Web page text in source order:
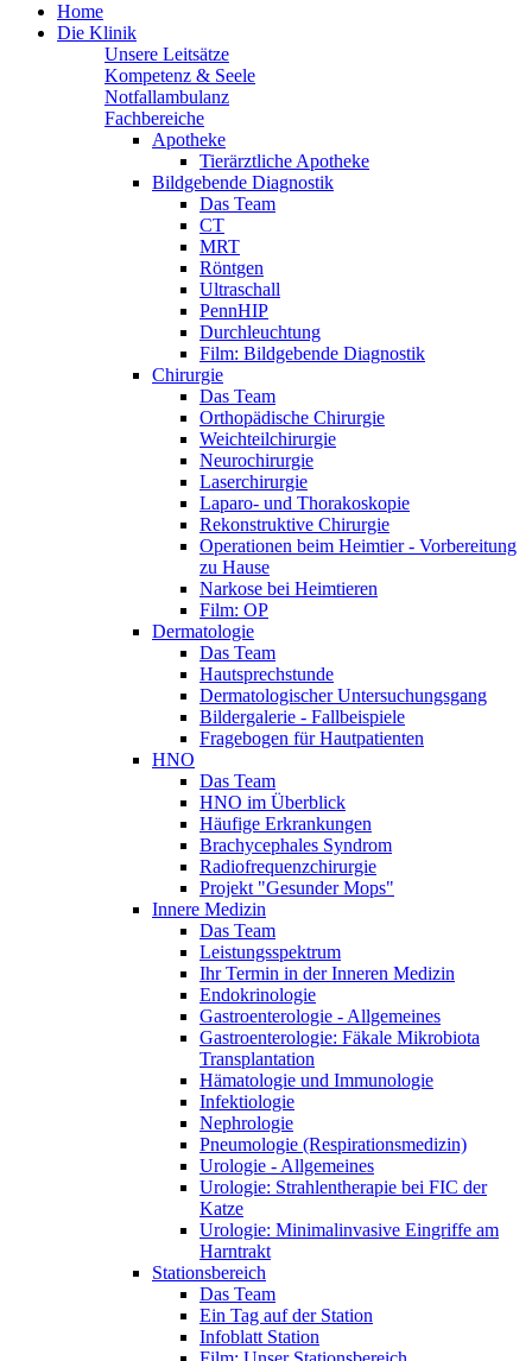
Home
Die Klinik
Unsere Leitsätze
Kompetenz & Seele
Notfallambulanz
Fachbereiche
Apotheke
Tierärztliche Apotheke
Bildgebende Diagnostik
Das Team
CT
MRT
Röntgen
Ultraschall
PennHIP
Durchleuchtung
Film: Bildgebende Diagnostik
Chirurgie
Das Team
Orthopädische Chirurgie
Weichteilchirurgie
Neurochirurgie
Laserchirurgie
Laparo- und Thorakoskopie
Rekonstruktive Chirurgie
Operationen beim Heimtier - Vorbereitung
zu Hause
Narkose bei Heimtieren
Film: OP
Dermatologie
Das Team
Hautsprechstunde
Dermatologischer Untersuchungsgang
Bildergalerie - Fallbeispiele
Fragebogen für Hautpatienten
HNO
Das Team
HNO im Überblick
Häufige Erkrankungen
Brachycephales Syndrom
Radiofrequenzchirurgie
Projekt "Gesunder Mops"
Innere Medizin
Das Team
Leistungsspektrum
Ihr Termin in der Inneren Medizin
Endokrinologie
Gastroenterologie - Allgemeines
Gastroenterologie: Fäkale Mikrobiota
Transplantation
Hämatologie und Immunologie
Infektiologie
Nephrologie
Pneumologie (Respirationsmedizin)
Urologie - Allgemeines
Urologie: Strahlentherapie bei FIC der
Katze
Urologie: Minimalinvasive Eingriffe am
Harntrakt
Stationsbereich
Das Team
Ein Tag auf der Station
Infoblatt Station